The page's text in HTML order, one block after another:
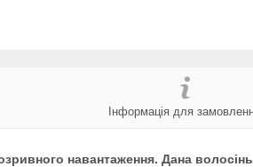
Інформація для
навантаження. Дана